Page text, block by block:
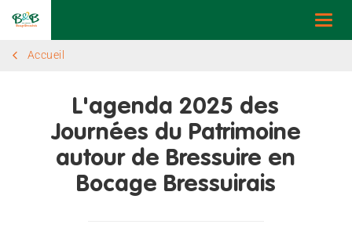
Accueil
L'agenda 2025 des
Journées du Patrimoine
autour de Bressuire en
Bocage Bressuirais